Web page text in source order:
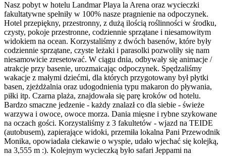
Nasz pobyt w hotelu Landmar Playa la Arena oraz wycieczki
fakultatywne spełniły w 100% nasze pragnienie na odpoczynek.
Hotel przepiękny, przestronny, z dużą ilością roślinności w środku,
czysty, pokoje przestronne, codziennie sprzątane i niesamowitym
widokiem na ocean. Korzystaliśmy z dwóch basenów, które były
codziennie sprzątane, czyste leżaki i parasolki pozwoliły się nam
niesamowicie zresetować. W ciągu dnia, odbywały się animacje /
atrakcje przy basenie, urozmaicając odpoczynek. Spędzaliśmy
wakacje z małymi dziećmi, dla których przygotowany był płytki
basen, zjeżdżalnia oraz udogodnienia typu makaron do pływania,
piłki itp. Czarna plaża, znajdowała się parę kroków od hotelu.
Bardzo smaczne jedzenie - każdy znalazł co dla siebie - świeże
warzywa i owoce, owoce morza. Dania mięsne i rybne szykowane
na oczach gości. Korzystaliśmy z 3 fakultetów - wjazd na TEIDE
(autobusem), zapierające widoki, przemiła lokalna Pani Przewodnik
Monika, opowiadała ciekawie o wyspie, udało wjechać się kolejką,
na 3,555 m :). Kolejnym wycieczką było safari Jeppami na